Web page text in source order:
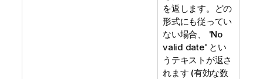
を返します。どの
形式にも従ってい
ない場合、
'No
valid date' とい
うテキストが返さ
れます (有効な数